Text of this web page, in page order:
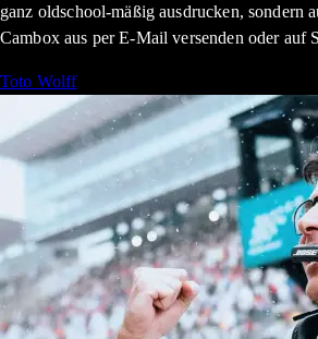
ganz oldschool-mäßig ausdrucken, sondern
Cambox aus per E-Mail versenden oder auf
Toto Wolff